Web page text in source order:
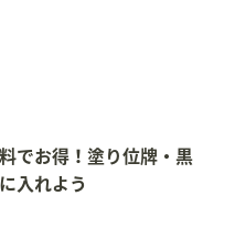
でお得！塗り位牌・黒
入れよう